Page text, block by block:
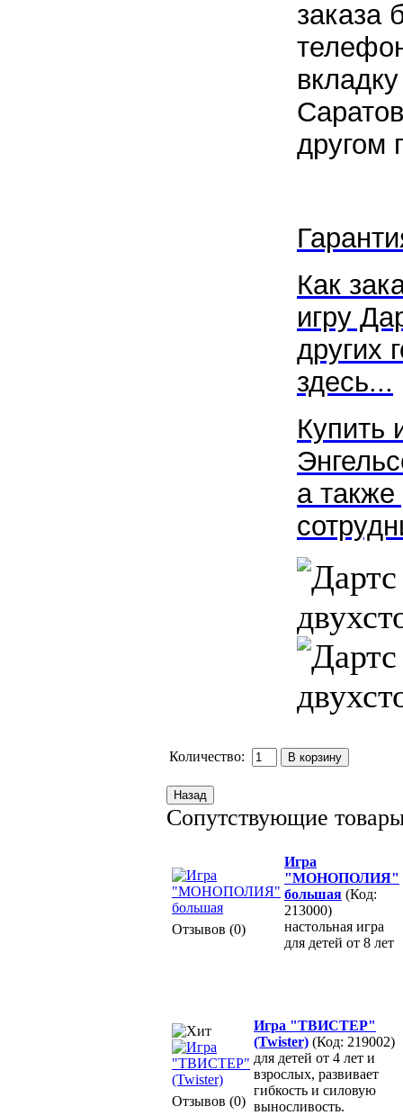
заказа
другом
Как
игру
других
здесь...
Купить
а также
Количество:
Сопутствующие
Отзывов (0)
Игра
"МОНОПОЛИЯ"
большая (Код:
213000)
настольная игра
для детей от 8 лет
Отзывов (0)
Игра "ТВИСТЕР"
(Twister) (Код: 219002)
для детей от 4 лет и
взрослых, развивает
гибкость и силовую
выносливость.